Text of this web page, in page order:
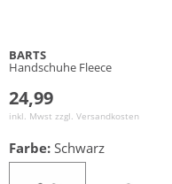
BARTS
Handschuhe Fleece
24,99
inkl. Mwst zzgl. Versandkosten
Farbe: Schwarz